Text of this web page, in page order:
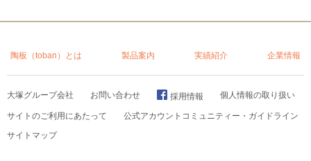
陶板（toban）とは 製品案内 実績紹介 企業情報
大塚グループ会社 お問い合わせ 採用情報 個人情報の取り扱い
サイトのご利用にあたって
公式アカウントコミュニティー・ガイドライン
サイトマップ